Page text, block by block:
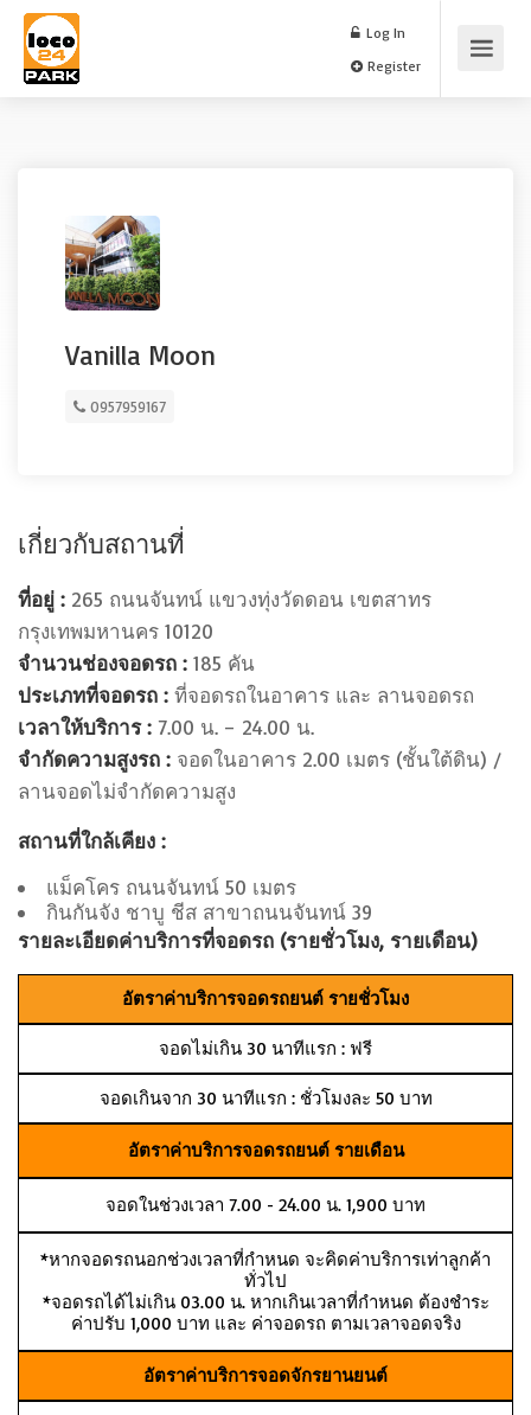
Log In
Vanilla Moon
0957959167
เกี่ยวกับสถานที่
ที่อยู่ : 265 ถนนจันทน์ แขวงทุ่งวัดดอน เขตสาทร
กรุงเทพมหานคร 10120
จำนวนช่องจอดรถ : 185 คัน
ประเภทที่จอดรถ : ที่จอดรถในอาคาร และ ลานจอดรถ
เวลาให้บริการ : 7.00 น. – 24.00 น.
จำกัดความสูงรถ : จอดในอาคาร 2.00 เมตร (ชั้นใต้ดิน) /
ลานจอดไม่จำกัดความสูง
สถานที่ใกล้เคียง :
แม็คโคร ถนนจันทน์ 50 เมตร
กินกันจัง ชาบู ชีส สาขาถนนจันทน์ 39
รายละเอียดค่าบริการที่จอดรถ (รายชั่วโมง, รายเดือน)
อัตราค่าบริการจอดรถยนต์ รายชั่วโมง
จอดไม่เกิน 30 นาทีแรก : ฟรี
จอดเกินจาก 30 นาทีแรก : ชั่วโมงละ 50 บาท
อัตราค่าบริการจอดรถยนต์ รายเดือน
จอดในช่วงเวลา 7.00 - 24.00 น. 1,900 บาท
*หากจอดรถนอกช่วงเวลาที่กำหนด จะคิดค่าบริการเท่าลูกค้า
ทั่วไป
*จอดรถได้ไม่เกิน 03.00 น. หากเกินเวลาที่กำหนด ต้องชำระ
ค่าปรับ 1,000 บาท และ ค่าจอดรถ ตามเวลาจอดจริง
อัตราค่าบริการจอดจักรยานยนต์